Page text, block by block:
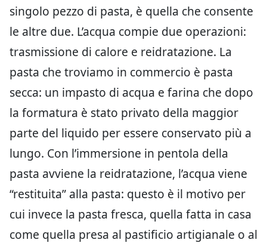
singolo pezzo di pasta, è quella che consente
le altre due. L’acqua compie due operazioni:
trasmissione di calore e reidratazione. La
pasta che troviamo in commercio è pasta
secca: un impasto di acqua e farina che dopo
la formatura è stato privato della maggior
parte del liquido per essere conservato più a
lungo. Con l’immersione in pentola della
pasta avviene la reidratazione, l’acqua viene
“restituita” alla pasta: questo è il motivo per
cui invece la pasta fresca, quella fatta in casa
come quella presa al pastificio artigianale o al